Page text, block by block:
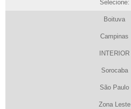
Selecione:
Boituva
Campinas
INTERIOR
Sorocaba
São Paulo
Zona Leste